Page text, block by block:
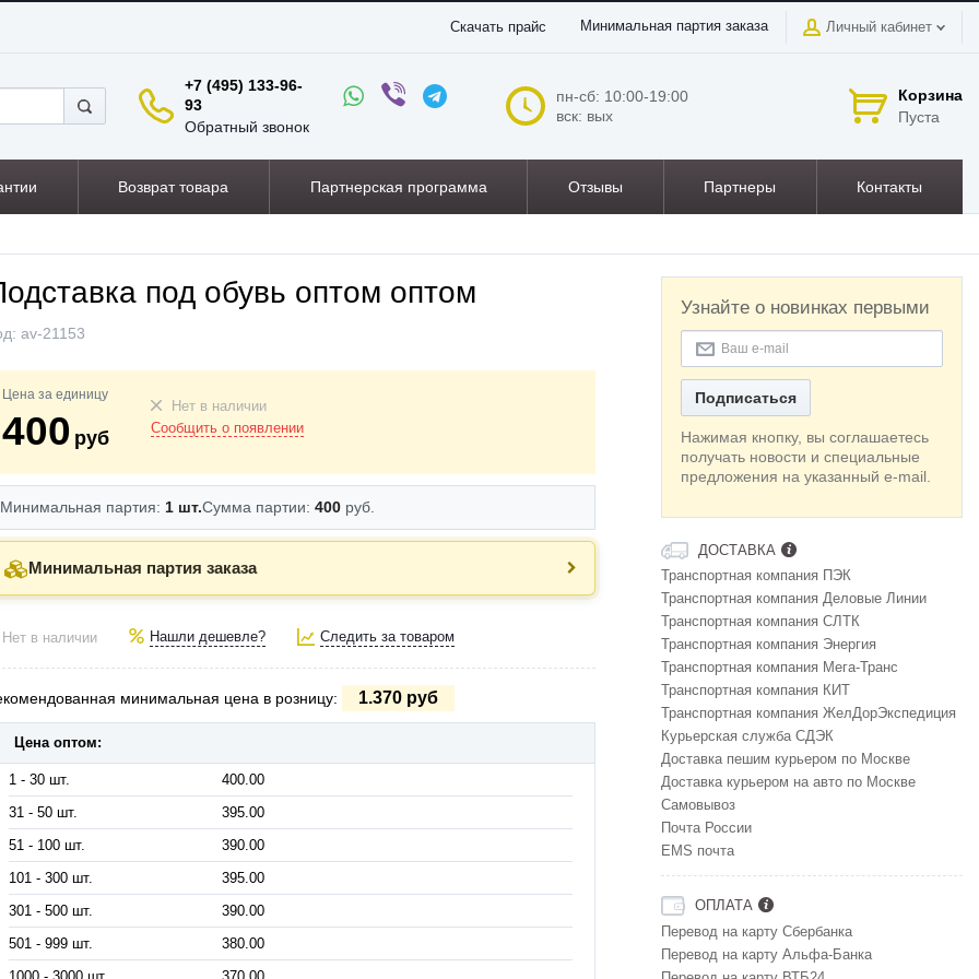
Скачать прайс Минимальная партия заказа Личный кабинет
+7 (495) 133-96-
93
Обратный звонок
пн-сб: 10:00-19:00
вск: вых
Корзина
Пуста
Возврат товара Партнерская программа Отзывы Партнеры Контакты
под обувь оптом оптом
av-21153
Цена за единицу
400 руб
Нет в наличии
Сообщить о появлении
Минимальная партия: 1 шт.Сумма партии: 400 руб.
Минимальная партия заказа
Нет в наличии Нашли дешевле? Следить за товаром
минимальная цена в розницу: 1.370 руб
Цена оптом:
1 - 30 шт.
400.00
31 - 50 шт.
395.00
51 - 100 шт.
390.00
101 - 300 шт.
395.00
301 - 500 шт.
390.00
501 - 999 шт.
380.00
Узнайте о новинках первыми
Подписаться
Нажимая кнопку, вы соглашаетесь
получать новости и специальные
предложения на указанный e-mail.
ДОСТАВКА
Транспортная компания ПЭК
Транспортная компания Деловые Линии
Транспортная компания СЛТК
Транспортная компания Энергия
Транспортная компания Мега-Транс
Транспортная компания КИТ
Транспортная компания ЖелДорЭкспедиция
Курьерская служба СДЭК
Доставка пешим курьером по Москве
Доставка курьером на авто по Москве
Самовывоз
Почта России
EMS почта
ОПЛАТА
Перевод на карту Сбербанка
Перевод на карту Альфа-Банка